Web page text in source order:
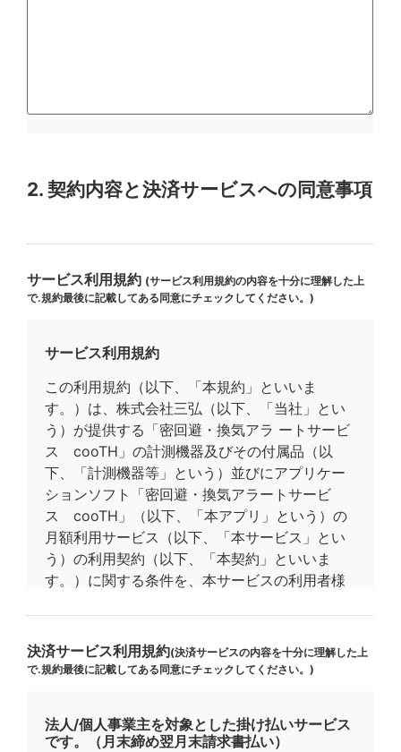
2. 契約内容と決済サービスへの同意事項
サービス利用規約 (サービス利用規約の内容を十分に理解した上
で.規約最後に記載してある同意にチェックしてください。)
サービス利用規約
この利用規約（以下、「本規約」といいま
す。）は、株式会社三弘（以下、「当社」とい
う）が提供する「密回避・換気アラ ートサービ
ス cooTH」の計測機器及びその付属品（以
下、「計測機器等」という）並びにアプリケー
ションソフト「密回避・換気アラートサービ
ス cooTH」（以下、「本アプリ」という）の
月額利用サービス（以下、「本サービス」とい
う）の利用契約（以下、「本契約」といいま
す。）に関する条件を、本サービスの利用者様
利用者は、本規約に承諾の上、本サービスに申
決済サービス利用規約(決済サービスの内容を十分に理解した上
で.規約最後に記載してある同意にチェックしてください。)
法人/個人事業主を対象とした掛け払いサービス
です。（月末締め翌月末請求書払い）